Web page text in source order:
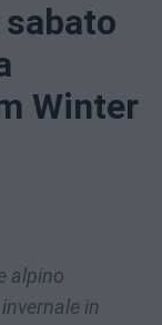
Winter
alpino
in